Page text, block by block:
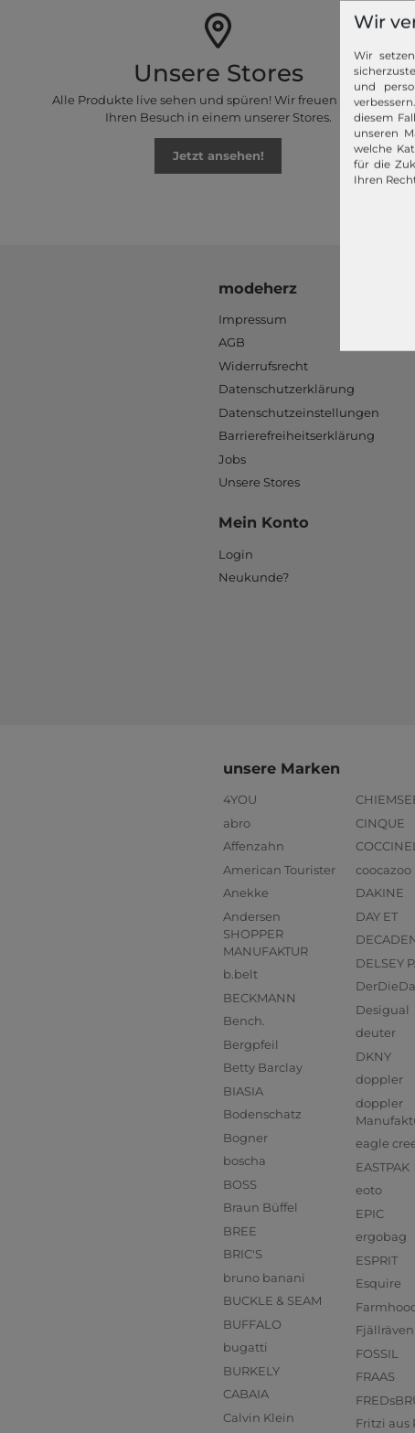
Unsere Stores
Alle Produkte live sehen und spüren! Wir freuen uns auf
Ihren Besuch in einem unserer Stores.
Jetzt ansehen!
modeherz
Impressum
AGB
Widerrufsrecht
Datenschutzerklärung
Datenschutzeinstellungen
Barrierefreiheitserklärung
Jobs
Unsere Stores
Mein Konto
Login
Neukunde?
unsere Marken
4YOU
abro
Affenzahn
American Tourister
Anekke
Andersen
SHOPPER
MANUFAKTUR
b.belt
BECKMANN
Bench.
Bergpfeil
Betty Barclay
BIASIA
Bodenschatz
Bogner
boscha
BOSS
Braun Büffel
BREE
BRIC'S
bruno banani
BUCKLE & SEAM
BUFFALO
bugatti
BURKELY
CABAIA
Calvin Klein
CINQUE
coocazoo
DAKINE
DAY ET
DELSEY
Desigual
deuter
DKNY
doppler
doppler
eagle
EASTPAK
eoto
EPIC
ergobag
ESPRIT
Esquire
Fjällräven
FOSSIL
FRAAS
Fritzi aus
Wir
Wir
und
diesem
unseren
welche
für die
Ihren